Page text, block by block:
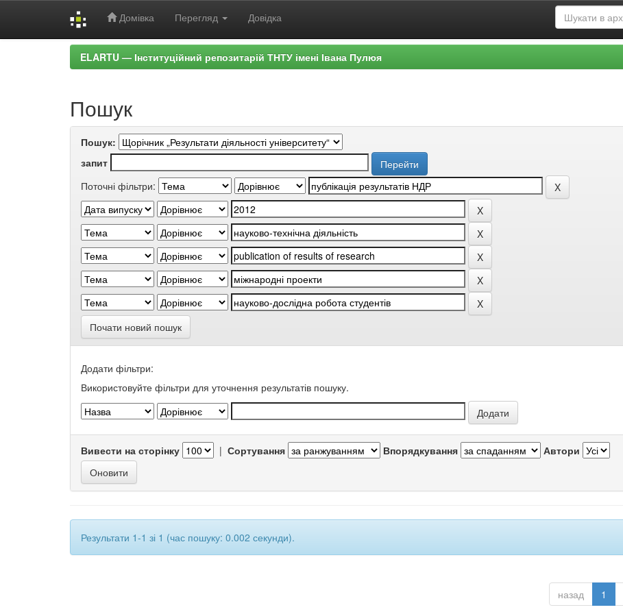
Домівка Перегляд Довідка
ELARTU — Інституційний репозитарій ТНТУ імені Івана Пулюя
Пошук
Пошук:
запит
Поточні фільтри:
Почати новий пошук
Додати фільтри:
Використовуйте фільтри для уточнення результатів пошуку.
Вивести на сторінку | Сортування Впорядкування Автори
Результати 1-1 зі 1 (час пошуку: 0.002 секунди).
назад 1